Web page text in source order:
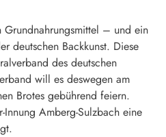
Grundnahrungsmittel – und ein
deutschen Backkunst. Diese
des deutschen
will es deswegen am
Brotes gebührend feiern.
Amberg-Sulzbach eine